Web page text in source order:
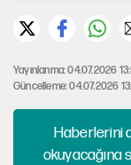
Yayınlanma: 04.07.2026
Güncelleme: 04.07.2026
Haberlerini
okuyacağına